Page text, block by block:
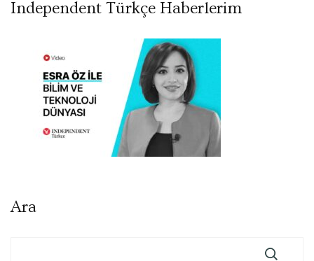
Independent Türkçe Haberlerim
Ara